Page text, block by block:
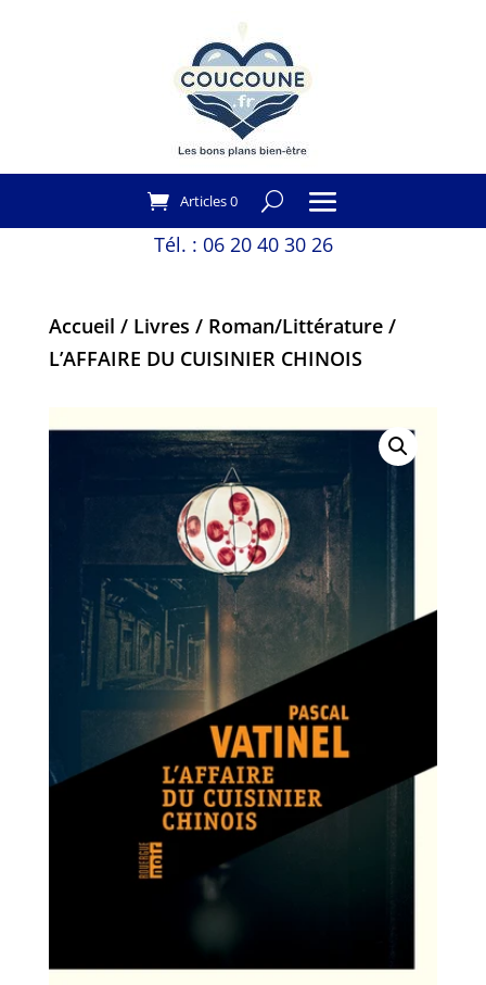
Articles 0
Tél. : 06 20 40 30 26
Accueil / Livres / Roman/Littérature/
L’AFFAIRE DU CUISINIER CHINOIS